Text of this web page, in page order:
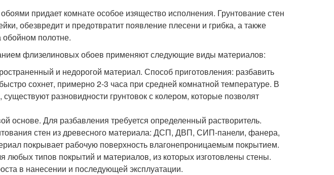
придает комнате особое изящество исполнения. Грунтование стен
обезвредит и предотвратит появление плесени и грибка, а также
обойном полотне.
флизелиновых обоев применяют следующие виды материалов:
и недорогой материал. Способ приготовления: разбавить
сохнет, примерно 2-3 часа при средней комнатной температуре. В
разновидности грунтовок с колером, которые позволят
основе. Для разбавления требуется определенный растворитель.
стен из древесного материала: ДСП, ДВП, СИП-панели, фанера,
покрывает рабочую поверхность влагонепроницаемым покрытием.
любых типов покрытий и материалов, из которых изготовлены стены.
в нанесении и последующей эксплуатации.